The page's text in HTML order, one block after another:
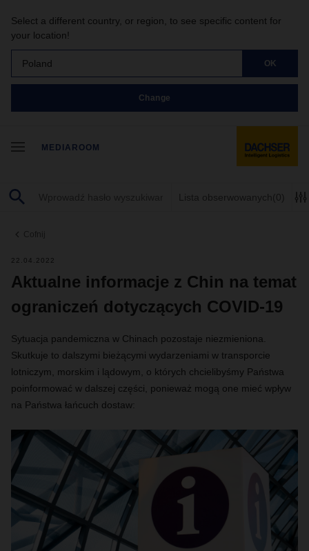
Select a different country, or region, to see specific content for
your location!
Poland OK
Change
MEDIAROOM
Lista obserwowanych (0)
Cofnij
22.04.2022
Aktualne informacje z Chin na temat
ograniczeń dotyczących COVID-19
Sytuacja pandemiczna w Chinach pozostaje niezmieniona.
Skutkuje to dalszymi bieżącymi wydarzeniami w transporcie
lotniczym, morskim i lądowym, o których chcielibyśmy Państwa
poinformować w dalszej części, ponieważ mogą one mieć wpływ
na Państwa łańcuch dostaw: